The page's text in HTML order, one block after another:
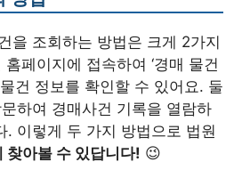
을 조회하는 방법은 크게 2가지
페이지에 접속하여 ‘경매 물건
건 정보를 확인할 수 있어요. 둘
하여 경매사건 기록을 열람하
. 이렇게 두 가지 방법으로 법원
찾아볼 수 있답니다! 😉